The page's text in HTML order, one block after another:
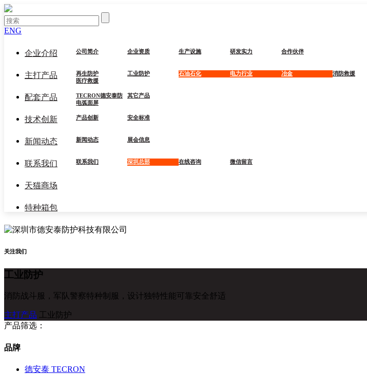
ENG
企业介绍 公司简介 企业资质 生产设施 研发实力 合作伙伴
主打产品 再生防护 工业防护 石油石化 电力行业 冶金 消防救援
医疗救援
配套产品
TECRON德安泰防
电弧面屏
其它产品
技术创新 产品创新 安全标准
新闻动态 新闻动态 展会信息
联系我们 联系我们 深圳总部 在线咨询 微信留言
天猫商场
特种箱包
关注我们
工业防护
消防战斗服，军队警察特种制服，设计独特性能可靠安全舒适
主打产品 工业防护
产品筛选：
品牌
德安泰 TECRON